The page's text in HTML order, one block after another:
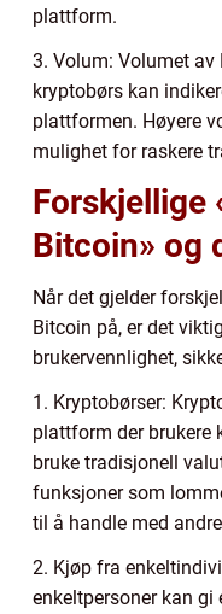
plattform.
3. Volum: Volumet
kryptobørs kan
plattformen. Høyere
mulighet for raskere
Forskjellige
Bitcoin» og
Når det gjelder
Bitcoin på, er det
brukervennlighet,
1. Kryptobørser:
plattform der brukere
bruke tradisjonell
funksjoner som
til å handle med
2. Kjøp fra
enkeltpersoner kan gi